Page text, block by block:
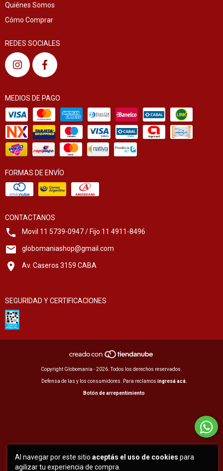
Al navegar por este sitio aceptás el uso de cookies para
agilizar tu experiencia de compra.
Quiénes Somos
Cómo Comprar
REDES SOCIALES
MEDIOS DE PAGO
FORMAS DE ENVÍO
CONTACTANOS
Movil 11 5739-0947 / Fijo 11 4911-8496
globomaniashop@gmail.com
Av. Caseros 3159 CABA
SEGURIDAD Y CERTIFICACIONES
Copyright Globomania - 2026. Todos los derechos reservados.
Defensa de las y los consumidores. Para reclamos ingresá acá.
Botón de arrepentimiento